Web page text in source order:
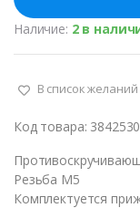
е
с
т
в
Наличие: 2 в
В список желаний
Код товара:
Резьба М5
Комплектуется